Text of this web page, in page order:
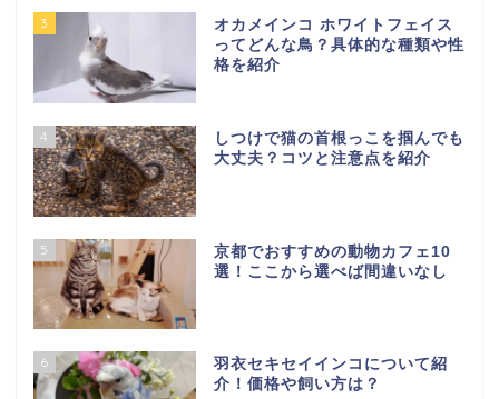
3
オカメインコ ホワイトフェイス
ってどんな鳥？具体的な種類や性
格を紹介
4
しつけで猫の首根っこを掴んでも
大丈夫？コツと注意点を紹介
5
京都でおすすめの動物カフェ10
選！ここから選べば間違いなし
6
羽衣セキセイインコについて紹
介！価格や飼い方は？